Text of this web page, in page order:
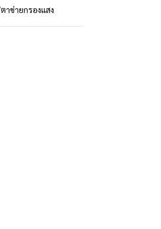
ข่ายกรองแสง